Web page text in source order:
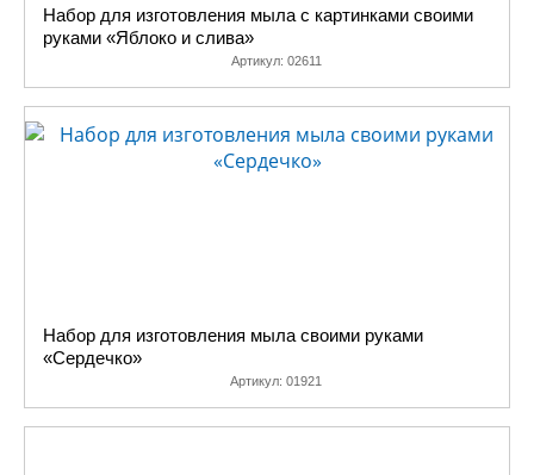
достаточное количество и гарантированные скидки, начиная от
покупки от 1 тысячи рублей.
Набор для изготовления мыла с картинками своими
руками «Яблоко и слива»
Артикул: 02611
Набор для изготовления мыла своими руками
«Сердечко»
Артикул: 01921